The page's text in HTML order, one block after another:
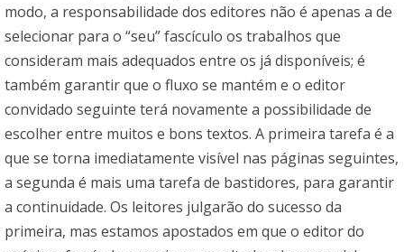
modo, a responsabilidade dos editores não é apenas a de
selecionar para o “seu” fascículo os trabalhos que
consideram mais adequados entre os já disponíveis; é
também garantir que o fluxo se mantém e o editor
convidado seguinte terá novamente a possibilidade de
escolher entre muitos e bons textos. A primeira tarefa é a
que se torna imediatamente visível nas páginas seguintes,
a segunda é mais uma tarefa de bastidores, para garantir
a continuidade. Os leitores julgarão do sucesso da
primeira, mas estamos apostados em que o editor do